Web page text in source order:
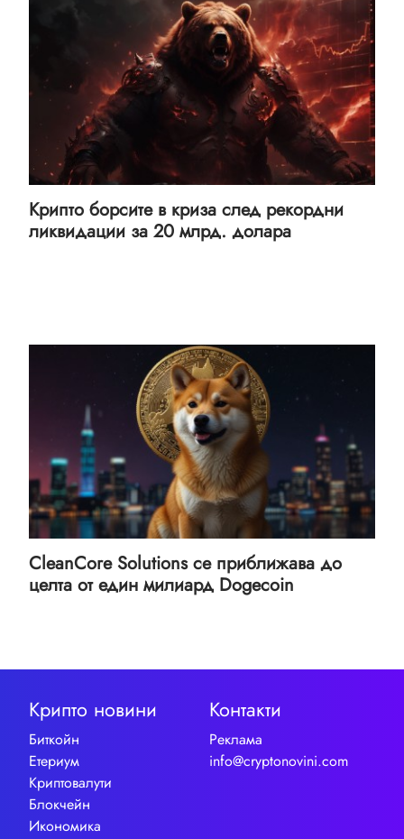
Крипто борсите в криза след рекордни
ликвидации за 20 млрд. долара
CleanCore Solutions се приближава до
целта от един милиард Dogecoin
Крипто новини
Биткойн
Етериум
Криптовалути
Блокчейн
Икономика
Контакти
Реклама
info@cryptonovini.com